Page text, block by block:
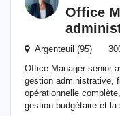
Office
Argenteuil (95)
Office Manager senior
gestion administrative,
opérationnelle
gestion budgétaire et